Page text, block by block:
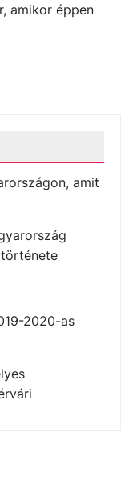
amikor éppen
amit
2020-as